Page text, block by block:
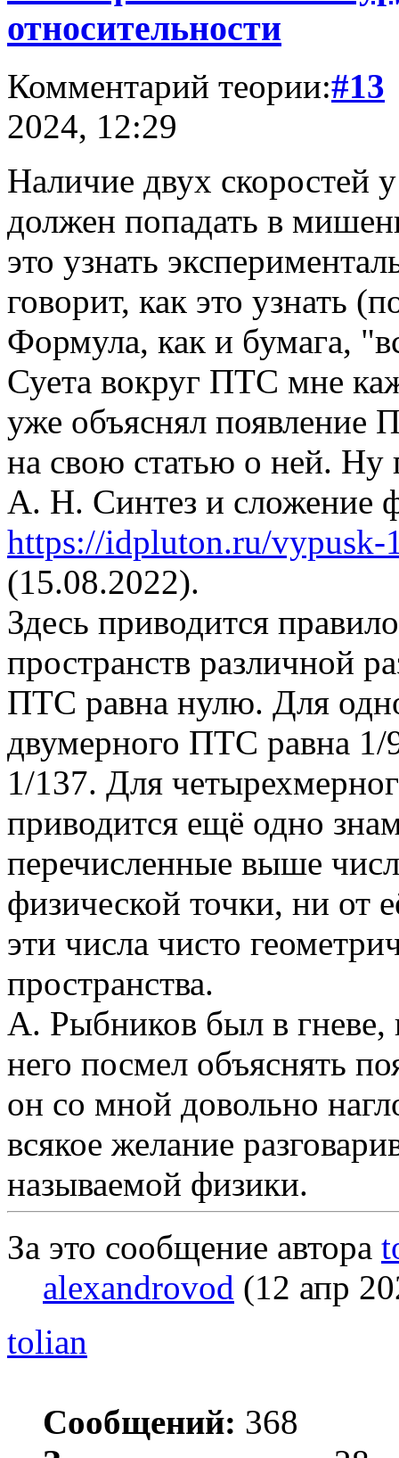
относительности
Комментарий теории:#13
2024, 12:29
Наличие двух скоростей
должен попадать в
это узнать
говорит, как это узнать
Формула, как и бумага,
Суета вокруг ПТС мне
уже объяснял появление
на свою статью о ней. Ну
А. Н. Синтез и сложение
https://idpluton.ru/vypusk-
(15.08.2022).
Здесь приводится
пространств различной
ПТС равна нулю. Для
двумерного ПТС равна
1/137. Для
приводится ещё одно
перечисленные выше
физической точки, ни от
эти числа чисто
пространства.
А. Рыбников был в гневе,
него посмел объяснять
он со мной довольно
всякое желание
называемой физики.
За это сообщение автора
alexandrovod (12 апр
tolian
Сообщений: 368